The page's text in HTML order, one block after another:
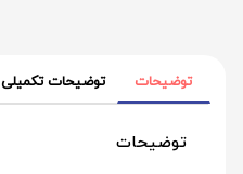
توضیحات توضیحات تکمیلی
توضیحات